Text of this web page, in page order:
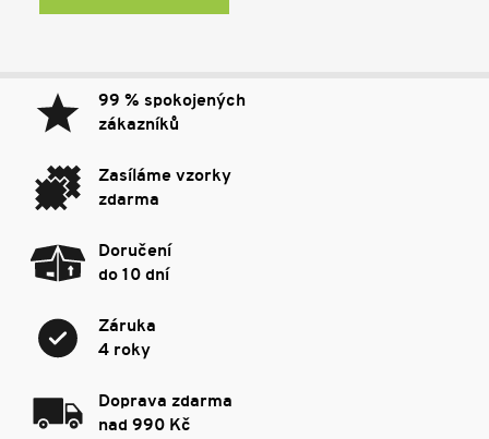
99 % spokojených
zákazníků
Zasíláme vzorky
zdarma
Doručení
do 10 dní
Záruka
4 roky
Doprava zdarma
nad 990 Kč